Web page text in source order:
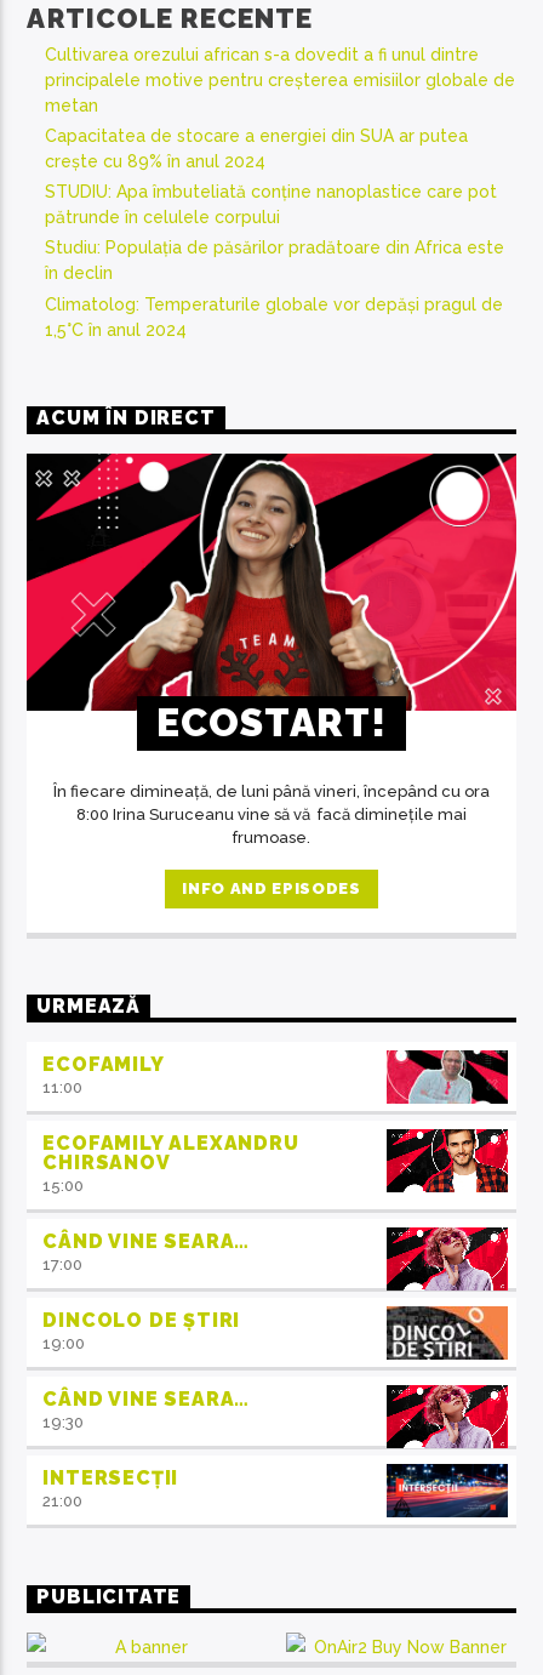
ARTICOLE RECENTE
Cultivarea orezului african s-a dovedit a fi unul dintre
principalele motive pentru creșterea emisiilor globale de
metan
Capacitatea de stocare a energiei din SUA ar putea
crește cu 89% în anul 2024
STUDIU: Apa îmbuteliată conține nanoplastice care pot
pătrunde în celulele corpului
Studiu: Populația de păsărilor pradătoare din Africa este
în declin
Climatolog: Temperaturile globale vor depăși pragul de
1,5°C în anul 2024
ACUM ÎN DIRECT
ECOSTART!
În fiecare dimineață, de luni până vineri, începând cu ora
8:00 Irina Suruceanu vine să vă facă diminețile mai
frumoase.
INFO AND EPISODES
URMEAZĂ
ECOFAMILY
11:00
ECOFAMILY ALEXANDRU
CHIRSANOV
15:00
CÂND VINE SEARA…
17:00
DINCOLO DE ȘTIRI
19:00
CÂND VINE SEARA…
19:30
INTERSECȚII
21:00
PUBLICITATE